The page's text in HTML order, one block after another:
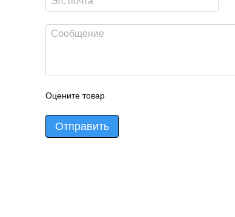
Оцените товар
Отправить